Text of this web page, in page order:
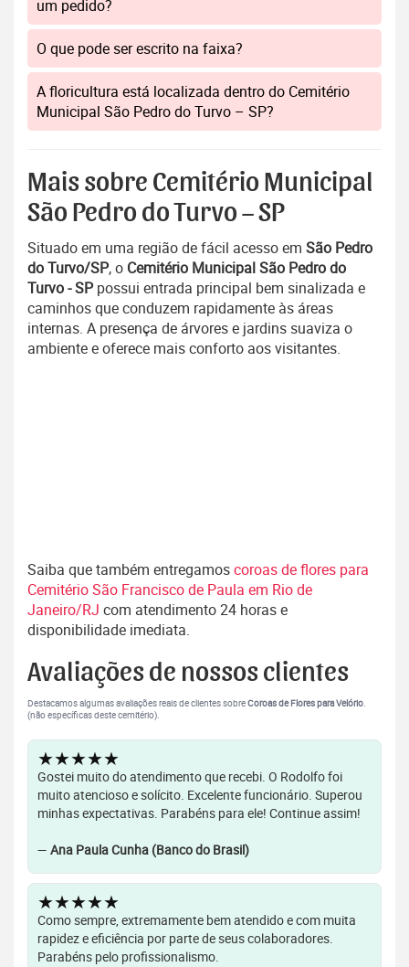
um pedido?
O que pode ser escrito na faixa?
A floricultura está localizada dentro do Cemitério
Municipal São Pedro do Turvo – SP?
Mais sobre Cemitério Municipal
São Pedro do Turvo – SP
Situado em uma região de fácil acesso em São Pedro
do Turvo/SP, o Cemitério Municipal São Pedro do
Turvo - SPpossui entrada principal bem sinalizada e
caminhos que conduzem rapidamente às áreas
internas. A presença de árvores e jardins suaviza o
ambiente e oferece mais conforto aos visitantes.
Saiba que também entregamoscoroas de flores para
Cemitério São Francisco de Paula em Rio de
Janeiro/RJ com atendimento 24 horas e
disponibilidade imediata.
Avaliações de nossos clientes
Destacamos algumas avaliações reais de clientes sobreCoroas de Flores para Velório.
(não específicas deste cemitério).
★★★★★
Gostei muito do atendimento que recebi. O Rodolfo foi
muito atencioso e solícito. Excelente funcionário. Superou
minhas expectativas. Parabéns para ele! Continue assim!
— Ana Paula Cunha (Banco do Brasil)
★★★★★
Como sempre, extremamente bem atendido e com muita
rapidez e eficiência por parte de seus colaboradores.
Parabéns pelo profissionalismo.